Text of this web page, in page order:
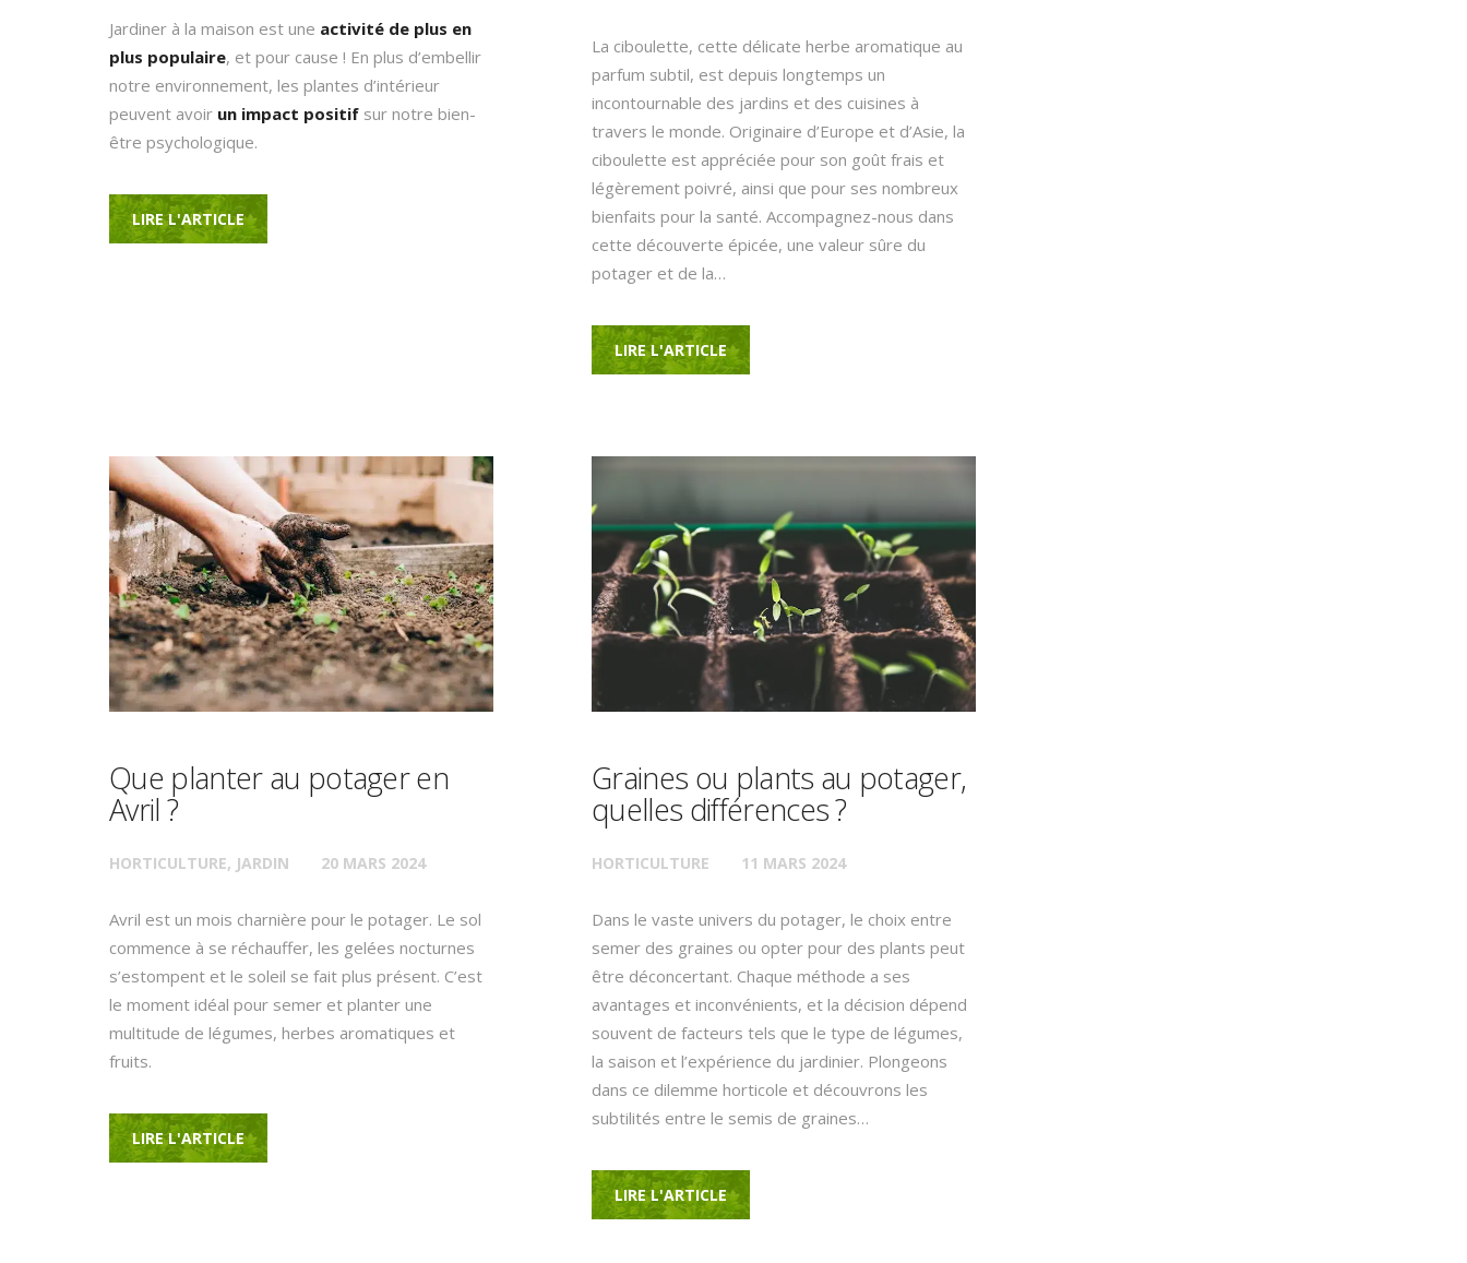
Jardiner à la maison est une activité de plus en
plus populaire, et pour cause ! En plus d’embellir
notre environnement, les plantes d’intérieur
peuvent avoir un impact positif sur notre bien-
être psychologique.
LIRE L'ARTICLE
La ciboulette, cette délicate herbe aromatique au
parfum subtil, est depuis longtemps un
incontournable des jardins et des cuisines à
travers le monde. Originaire d’Europe et d’Asie, la
ciboulette est appréciée pour son goût frais et
légèrement poivré, ainsi que pour ses nombreux
bienfaits pour la santé. Accompagnez-nous dans
cette découverte épicée, une valeur sûre du
potager et de la…
LIRE L'ARTICLE
Que planter au potager en
Avril ?
HORTICULTURE, JARDIN 20 MARS 2024
Avril est un mois charnière pour le potager. Le sol
commence à se réchauffer, les gelées nocturnes
s’estompent et le soleil se fait plus présent. C’est
le moment idéal pour semer et planter une
multitude de légumes, herbes aromatiques et
fruits.
LIRE L'ARTICLE
Graines ou plants au potager,
quelles différences ?
HORTICULTURE 11 MARS 2024
Dans le vaste univers du potager, le choix entre
semer des graines ou opter pour des plants peut
être déconcertant. Chaque méthode a ses
avantages et inconvénients, et la décision dépend
souvent de facteurs tels que le type de légumes,
la saison et l’expérience du jardinier. Plongeons
dans ce dilemme horticole et découvrons les
subtilités entre le semis de graines…
LIRE L'ARTICLE